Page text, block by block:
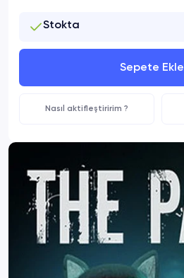
Stokta
Sepete Ekle
Nasıl aktifleştiririm ?